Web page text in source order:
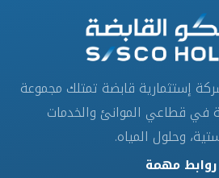
إستثمارية قابضة تمتلك مجموعة
في قطاعي الموانئ والخدمات
وحلول المياه.
روابط مهمة